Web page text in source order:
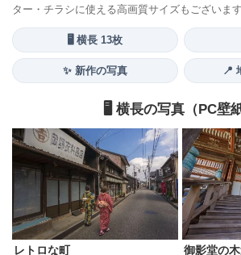
ター・チラシに使える高画質サイズもございます
🖥️ 横長 13枚
✨ 新作の写真 📍
🖥️ 横長の写真（PC壁紙
レトロな町 御影堂の